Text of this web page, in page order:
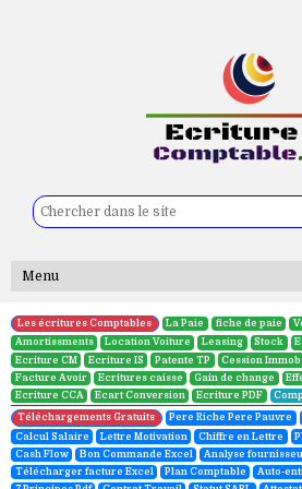
Les écritures Comptables La Paie fiche de paie
Amortissments
Location Voiture Leasing Stock
Ecriture CM
Ecriture IS Patente TP Cession Immob.
Facture Avoir
Ecritures caisse Gain de change
Ecriture CCA
Ecart Conversion Ecriture PDF
Téléchargements Gratuits Pere Riche Pere Pauvre
Calcul Salaire
Lettre Motivation Chiffre en Lettre
Cash Flow
Bon Commande Excel Analyse
Télécharger facture Excel
Plan Comptable Auto-